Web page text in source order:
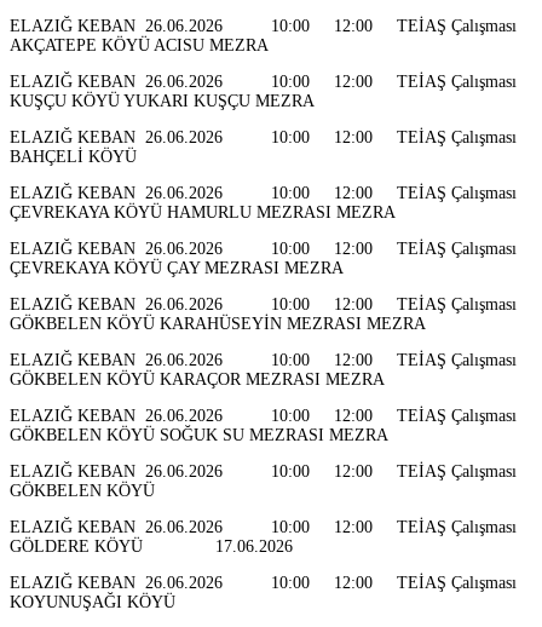
ELAZIĞ KEBAN 26.06.2026 10:00 12:00 TEİAŞ Çalışması
AKÇATEPE KÖYÜ ACISU MEZRA
ELAZIĞ KEBAN 26.06.2026 10:00 12:00 TEİAŞ Çalışması
KUŞÇU KÖYÜ YUKARI KUŞÇU MEZRA
ELAZIĞ KEBAN 26.06.2026 10:00 12:00 TEİAŞ Çalışması
BAHÇELİ KÖYÜ
ELAZIĞ KEBAN 26.06.2026 10:00 12:00 TEİAŞ Çalışması
ÇEVREKAYA KÖYÜ HAMURLU MEZRASI MEZRA
ELAZIĞ KEBAN 26.06.2026 10:00 12:00 TEİAŞ Çalışması
ÇEVREKAYA KÖYÜ ÇAY MEZRASI MEZRA
ELAZIĞ KEBAN 26.06.2026 10:00 12:00 TEİAŞ Çalışması
GÖKBELEN KÖYÜ KARAHÜSEYİN MEZRASI MEZRA
ELAZIĞ KEBAN 26.06.2026 10:00 12:00 TEİAŞ Çalışması
GÖKBELEN KÖYÜ KARAÇOR MEZRASI MEZRA
ELAZIĞ KEBAN 26.06.2026 10:00 12:00 TEİAŞ Çalışması
GÖKBELEN KÖYÜ SOĞUK SU MEZRASI MEZRA
ELAZIĞ KEBAN 26.06.2026 10:00 12:00 TEİAŞ Çalışması
GÖKBELEN KÖYÜ
ELAZIĞ KEBAN 26.06.2026 10:00 12:00 TEİAŞ Çalışması
GÖLDERE KÖYÜ 17.06.2026
ELAZIĞ KEBAN 26.06.2026 10:00 12:00 TEİAŞ Çalışması
KOYUNUŞAĞI KÖYÜ